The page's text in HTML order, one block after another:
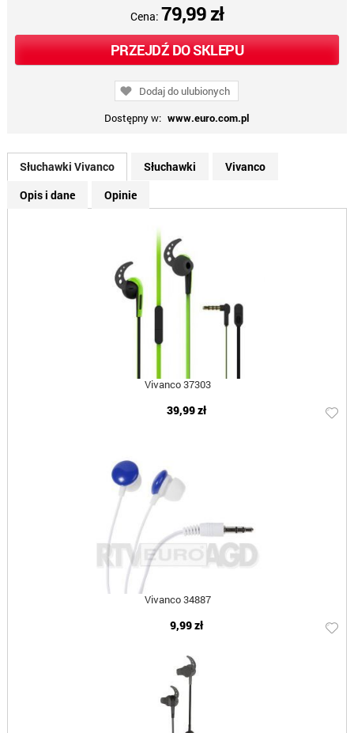
Cena: 79,99 zł
PRZEJDŹ DO SKLEPU
Dodaj do ulubionych
Dostępny w: www.euro.com.pl
Słuchawki Vivanco Słuchawki
Vivanco
Opis i dane
Opinie
Vivanco 37303
39,99 zł
Vivanco 34887
9,99 zł